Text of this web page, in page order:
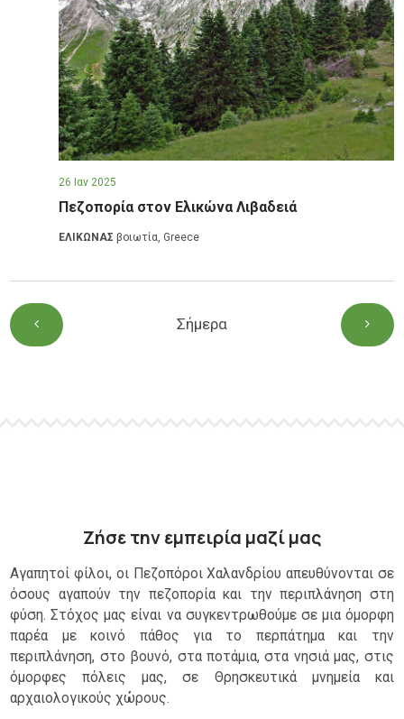
Πεζοπορία στον Ελικώνα Λιβαδειά
26 Ιαν 2025
ΕΛΙΚΩΝΑΣ βοιωτία, Greece
Σήμερα
Ζήσε την εμπειρία μαζί μας
Αγαπητοί φίλοι, οι Πεζοπόροι Χαλανδρίου απευθύνονται σε
όσους αγαπούν την πεζοπορία και την περιπλάνηση στη
φύση. Στόχος μας είναι να συγκεντρωθούμε σε μια όμορφη
παρέα με κοινό πάθος για το περπάτημα και την
περιπλάνηση, στο βουνό, στα ποτάμια, στα νησιά μας, στις
όμορφες πόλεις μας, σε Θρησκευτικά μνημεία και
αρχαιολογικούς χώρους.